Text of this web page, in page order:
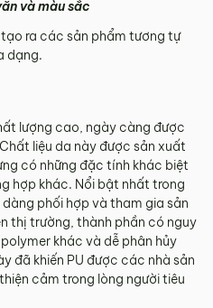
và màu sắc
ra các sản phẩm tương tự
dạng.
lượng cao, ngày càng được
liệu da này được sản xuất
có những đặc tính khác biệt
hợp khác. Nổi bật nhất trong
phối hợp và tham gia sản
thị trường, thành phần có nguy
khác và dễ phân hủy
đã khiến PU được các nhà sản
cảm trong lòng người tiêu